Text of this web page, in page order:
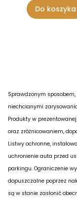
Do koszyka
Sprawdzonym
niechcianymi
Produkty w
oraz zróżnicowaniem,
Listwy ochronne,
uchronienie auta przed
parkingu. Ograniczenie
dopuszczalne poprzez
są w stanie zasłonić